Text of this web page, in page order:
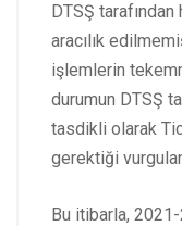
DTSŞ tarafından
aracılık
işlemlerin
durumun DTSŞ
tasdikli olarak
gerektiği
Bu itibarla,